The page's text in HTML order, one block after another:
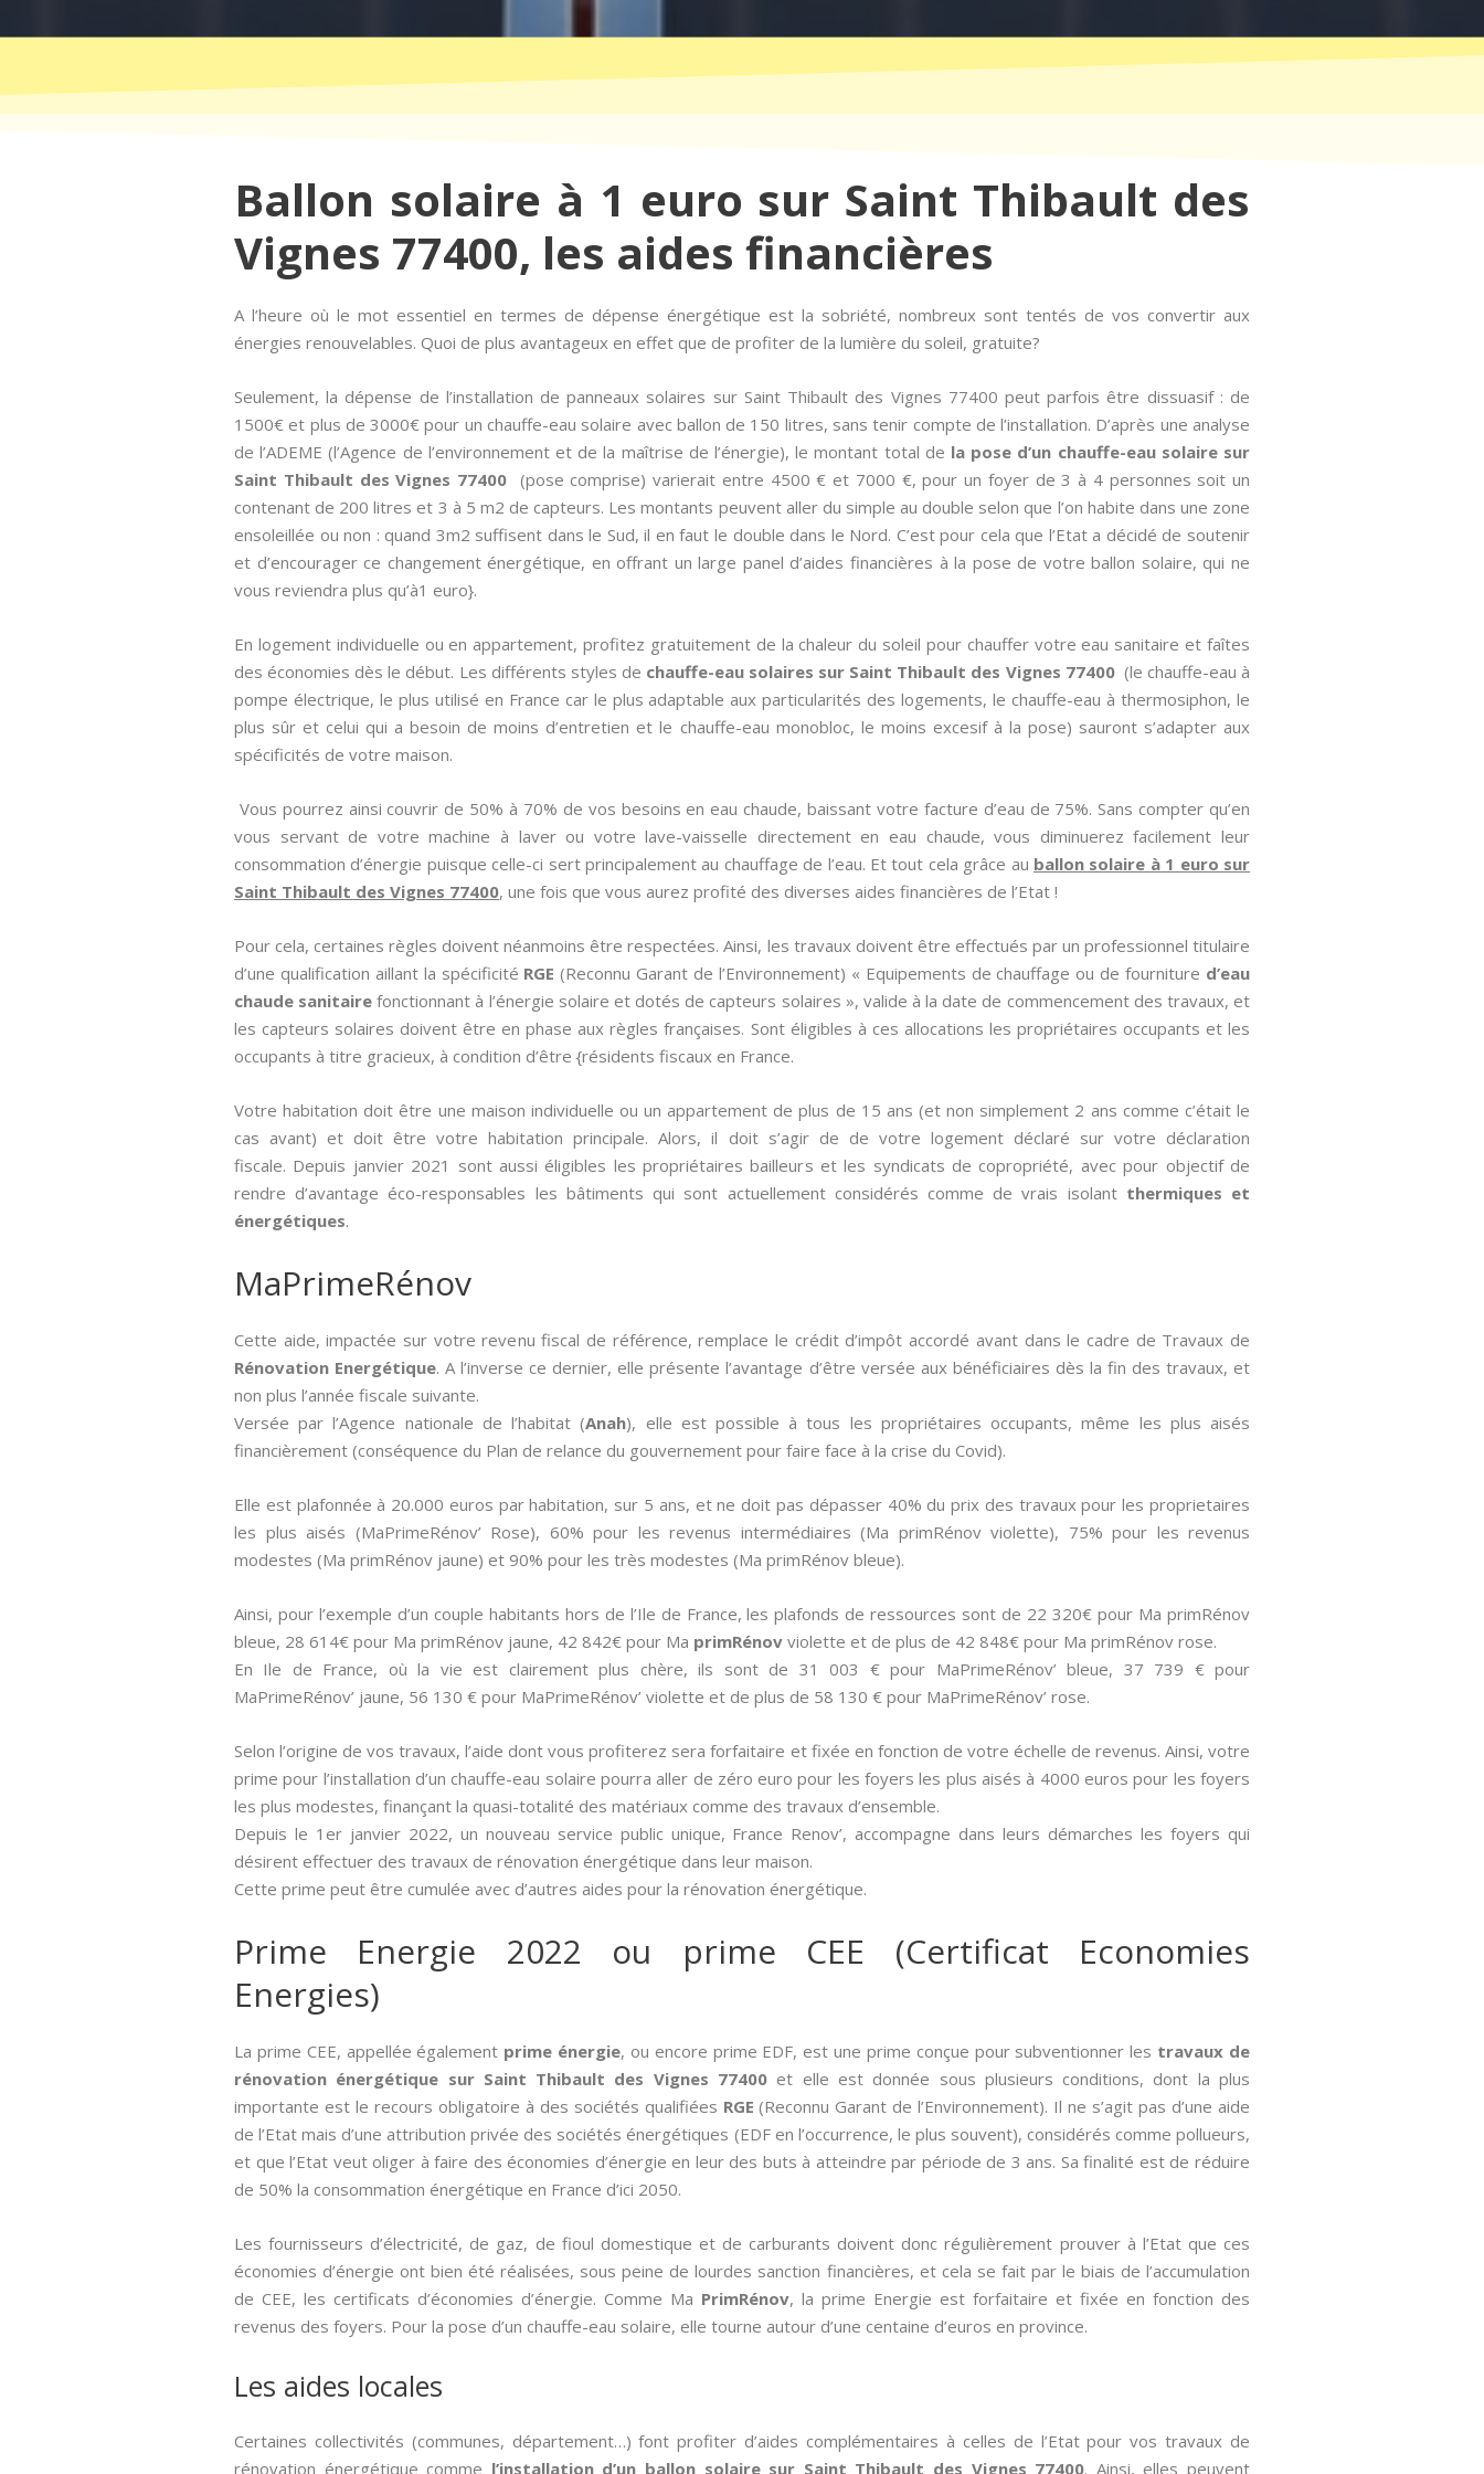
Ballon solaire à 1 euro sur Saint Thibault des
Vignes 77400, les aides financières
A l’heure où le mot essentiel en termes de dépense énergétique est la sobriété, nombreux sont tentés de vos convertir aux
énergies renouvelables. Quoi de plus avantageux en effet que de profiter de la lumière du soleil, gratuite?
Seulement, la dépense de l’installation de panneaux solaires sur Saint Thibault des Vignes 77400 peut parfois être dissuasif : de
1500€ et plus de 3000€ pour un chauffe-eau solaire avec ballon de 150 litres, sans tenir compte de l’installation. D’après une analyse
de l’ADEME (l’Agence de l’environnement et de la maîtrise de l’énergie), le montant total de la pose d’un chauffe-eau solaire sur
Saint Thibault des Vignes 77400 (pose comprise) varierait entre 4500 € et 7000 €, pour un foyer de 3 à 4 personnes soit un
contenant de 200 litres et 3 à 5 m2 de capteurs. Les montants peuvent aller du simple au double selon que l’on habite dans une zone
ensoleillée ou non : quand 3m2 suffisent dans le Sud, il en faut le double dans le Nord. C’est pour cela que l’Etat a décidé de soutenir
et d’encourager ce changement énergétique, en offrant un large panel d’aides financières à la pose de votre ballon solaire, qui ne
vous reviendra plus qu’à1 euro}.
En logement individuelle ou en appartement, profitez gratuitement de la chaleur du soleil pour chauffer votre eau sanitaire et faîtes
des économies dès le début. Les différents styles de chauffe-eau solaires sur Saint Thibault des Vignes 77400(le chauffe-eau à
pompe électrique, le plus utilisé en France car le plus adaptable aux particularités des logements, le chauffe-eau à thermosiphon, le
plus sûr et celui qui a besoin de moins d’entretien et le chauffe-eau monobloc, le moins excesif à la pose) sauront s’adapter aux
spécificités de votre maison.
Vous pourrez ainsi couvrir de 50% à 70% de vos besoins en eau chaude, baissant votre facture d’eau de 75%. Sans compter qu’en
vous servant de votre machine à laver ou votre lave-vaisselle directement en eau chaude, vous diminuerez facilement leur
consommation d’énergie puisque celle-ci sert principalement au chauffage de l’eau. Et tout cela grâce au ballon solaire à 1 euro sur
Saint Thibault des Vignes 77400, une fois que vous aurez profité des diverses aides financières de l’Etat !
Pour cela, certaines règles doivent néanmoins être respectées. Ainsi, les travaux doivent être effectués par un professionnel titulaire
d’une qualification aillant la spécificité RGE(Reconnu Garant de l’Environnement) « Equipements de chauffage ou de fourniture d’eau
chaude sanitaire fonctionnant à l’énergie solaire et dotés de capteurs solaires », valide à la date de commencement des travaux, et
les capteurs solaires doivent être en phase aux règles françaises. Sont éligibles à ces allocations les propriétaires occupants et les
occupants à titre gracieux, à condition d’être {résidents fiscaux en France.
Votre habitation doit être une maison individuelle ou un appartement de plus de 15 ans (et non simplement 2 ans comme c’était le
cas avant) et doit être votre habitation principale. Alors, il doit s’agir de de votre logement déclaré sur votre déclaration
fiscale. Depuis janvier 2021 sont aussi éligibles les propriétaires bailleurs et les syndicats de copropriété, avec pour objectif de
rendre d’avantage éco-responsables les bâtiments qui sont actuellement considérés comme de vrais isolant thermiques et
énergétiques.
MaPrimeRénov
Cette aide, impactée sur votre revenu fiscal de référence, remplace le crédit d’impôt accordé avant dans le cadre de Travaux de
Rénovation Energétique. A l’inverse ce dernier, elle présente l’avantage d’être versée aux bénéficiaires dès la fin des travaux, et
non plus l’année fiscale suivante.
Versée par l’Agence nationale de l’habitat (Anah), elle est possible à tous les propriétaires occupants, même les plus aisés
financièrement (conséquence du Plan de relance du gouvernement pour faire face à la crise du Covid).
Elle est plafonnée à 20.000 euros par habitation, sur 5 ans, et ne doit pas dépasser 40% du prix des travaux pour les proprietaires
les plus aisés (MaPrimeRénov’ Rose), 60% pour les revenus intermédiaires (Ma primRénov violette), 75% pour les revenus
modestes (Ma primRénov jaune) et 90% pour les très modestes (Ma primRénov bleue).
Ainsi, pour l’exemple d’un couple habitants hors de l’Ile de France, les plafonds de ressources sont de 22 320€ pour Ma primRénov
bleue, 28 614€ pour Ma primRénov jaune, 42 842€ pour Ma primRénov violette et de plus de 42 848€ pour Ma primRénov rose.
En Ile de France, où la vie est clairement plus chère, ils sont de 31 003 € pour MaPrimeRénov’ bleue, 37 739 € pour
MaPrimeRénov’ jaune, 56 130 € pour MaPrimeRénov’ violette et de plus de 58 130 € pour MaPrimeRénov’ rose.
Selon l’origine de vos travaux, l’aide dont vous profiterez sera forfaitaire et fixée en fonction de votre échelle de revenus. Ainsi, votre
prime pour l’installation d’un chauffe-eau solaire pourra aller de zéro euro pour les foyers les plus aisés à 4000 euros pour les foyers
les plus modestes, finançant la quasi-totalité des matériaux comme des travaux d’ensemble.
Depuis le 1er janvier 2022, un nouveau service public unique, France Renov’, accompagne dans leurs démarches les foyers qui
désirent effectuer des travaux de rénovation énergétique dans leur maison.
Cette prime peut être cumulée avec d’autres aides pour la rénovation énergétique.
Prime Energie 2022 ou prime CEE (Certificat Economies
Energies)
La prime CEE, appellée également prime énergie, ou encore prime EDF, est une prime conçue pour subventionner les travaux de
rénovation énergétique sur Saint Thibault des Vignes 77400 et elle est donnée sous plusieurs conditions, dont la plus
importante est le recours obligatoire à des sociétés qualifiées RGE (Reconnu Garant de l’Environnement). Il ne s’agit pas d’une aide
de l’Etat mais d’une attribution privée des sociétés énergétiques (EDF en l’occurrence, le plus souvent), considérés comme pollueurs,
et que l’Etat veut oliger à faire des économies d’énergie en leur des buts à atteindre par période de 3 ans. Sa finalité est de réduire
de 50% la consommation énergétique en France d’ici 2050.
Les fournisseurs d’électricité, de gaz, de fioul domestique et de carburants doivent donc régulièrement prouver à l’Etat que ces
économies d’énergie ont bien été réalisées, sous peine de lourdes sanction financières, et cela se fait par le biais de l’accumulation
de CEE, les certificats d’économies d’énergie. Comme Ma PrimRénov, la prime Energie est forfaitaire et fixée en fonction des
revenus des foyers. Pour la pose d’un chauffe-eau solaire, elle tourne autour d’une centaine d’euros en province.
Les aides locales
Certaines collectivités (communes, département…) font profiter d’aides complémentaires à celles de l’Etat pour vos travaux de
rénovation énergétique comme l’installation d’un ballon solaire sur Saint Thibault des Vignes 77400. Ainsi, elles peuvent